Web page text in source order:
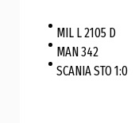
MIL L 2105 D
MAN 342
SCANIA STO 1:0